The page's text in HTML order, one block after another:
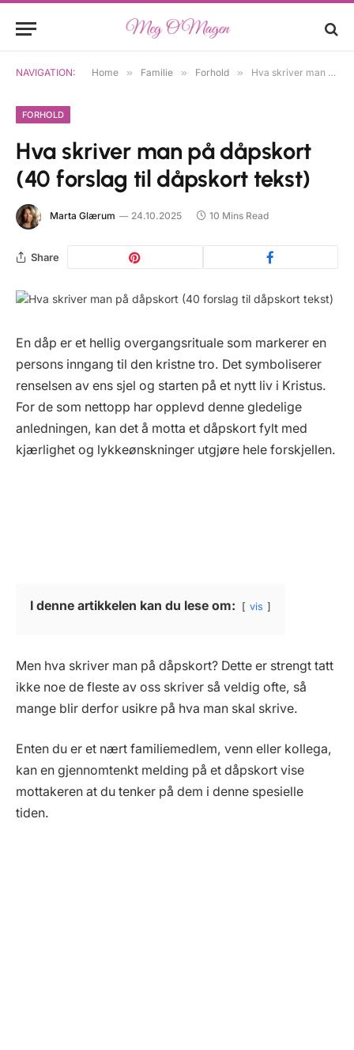
NAVIGATION: Home » Familie » Forhold » Hva skriver man på dåpskort (40 forslag til dåpskort tekst)
FORHOLD
Hva skriver man på dåpskort
(40 forslag til dåpskort tekst)
Marta Glærum 24.10.2025 10 Mins Read
Share
En dåp er et hellig overgangsrituale som markerer en
persons inngang til den kristne tro. Det symboliserer
renselsen av ens sjel og starten på et nytt liv i Kristus.
For de som nettopp har opplevd denne gledelige
anledningen, kan det å motta et dåpskort fylt med
kjærlighet og lykkeønskninger utgjøre hele forskjellen.
I denne artikkelen kan du lese om: vis
Men hva skriver man på dåpskort? Dette er strengt tatt
ikke noe de fleste av oss skriver så veldig ofte, så
mange blir derfor usikre på hva man skal skrive.
Enten du er et nært familiemedlem, venn eller kollega,
kan en gjennomtenkt melding på et dåpskort vise
mottakeren at du tenker på dem i denne spesielle
tiden.